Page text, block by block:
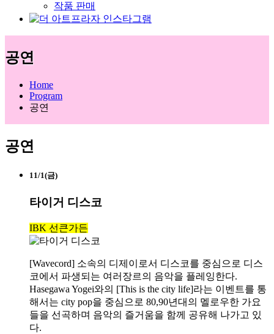
작품 판매
공연
Home
Program
공연
공연
11/1(금)
타이거 디스코
IBK 선큰가든
[Wavecord] 소속의 디제이로서 디스코를 중심으로 디스
코에서 파생되는 여러장르의 음악을 플레잉한다.
Hasegawa Yogei와의 [This is the city life]라는 이벤트를 통
해서는 city pop을 중심으로 80,90년대의 멜로우한 가요
들을 선곡하며 음악의 즐거움을 함께 공유해 나가고 있
다.